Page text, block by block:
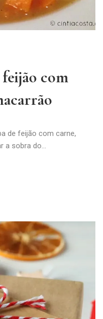
feijão com
de feijão com carne,
a sobra do...